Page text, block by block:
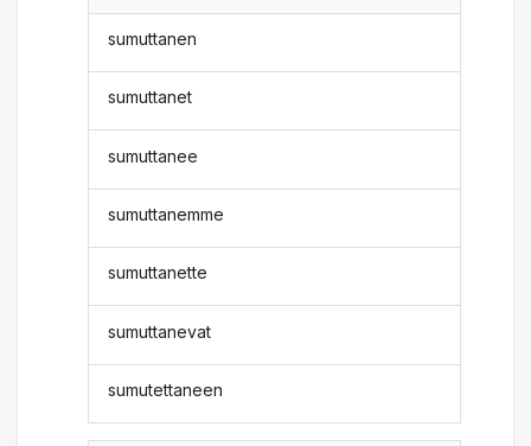
sumuttanen
sumuttanet
sumuttanee
sumuttanemme
sumuttanette
sumuttanevat
sumutettaneen